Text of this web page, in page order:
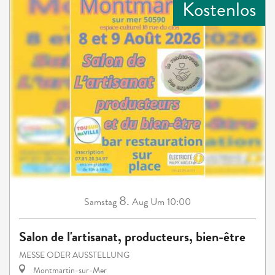
Kostenlos
Samstag 8. Aug Um 10:00
Salon de l'artisanat, producteurs, bien-être
MESSE ODER AUSSTELLUNG
Montmartin-sur-Mer